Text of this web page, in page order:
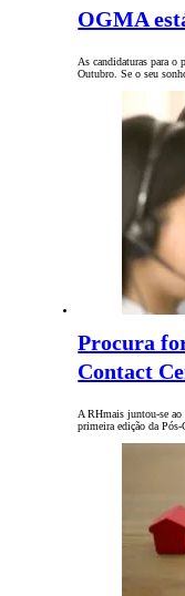
OGMA
As candidaturas para o
Outubro. Se o seu
Procura
Contact
A RHmais juntou-se ao
primeira edição da